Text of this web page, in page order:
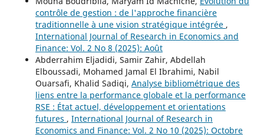
contrôle de gestion : de l'approche financière
traditionnelle à une vision stratégique intégrée ,
International Journal of Research in Economics and
Finance: Vol. 2 No 8 (2025): Août
Abderrahim Eljadidi, Samir Zahir, Abdellah
Elboussadi, Mohamed Jamal El Ibrahimi, Nabil
Ouarsafi, Khalid Sadiqi, Analyse bibliométrique des
liens entre la performance globale et la performance
RSE : État actuel, développement et orientations
futures , International Journal of Research in
Economics and Finance: Vol. 2 No 10 (2025): Octobre